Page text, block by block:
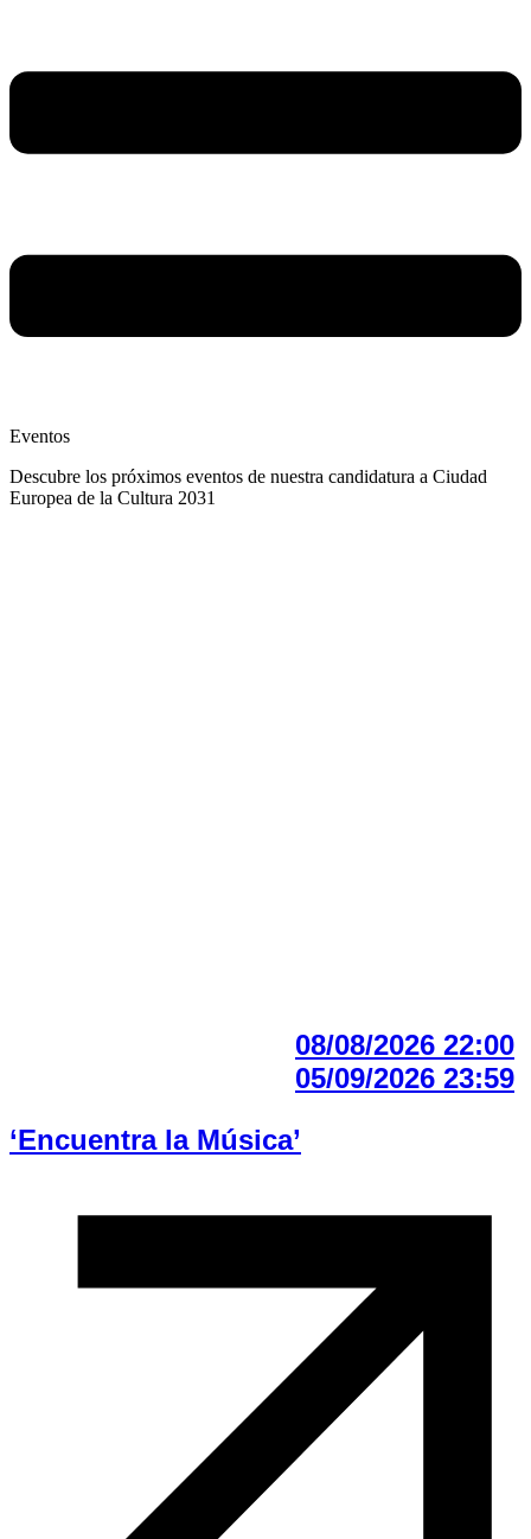
Eventos
Descubre los próximos eventos de nuestra candidatura a Ciudad
Europea de la Cultura 2031
08/08/2026 22:00
05/09/2026 23:59
‘Encuentra la Música’